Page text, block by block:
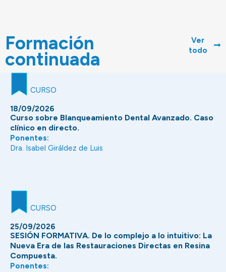
Formación
continuada
Ver
todo
CURSO
18/09/2026
Curso sobre Blanqueamiento Dental Avanzado. Caso
clínico en directo.
Ponentes:
Dra. Isabel Giráldez de Luis
CURSO
25/09/2026
SESIÓN FORMATIVA. De lo complejo a lo intuitivo: La
Nueva Era de las Restauraciones Directas en Resina
Compuesta.
Ponentes: